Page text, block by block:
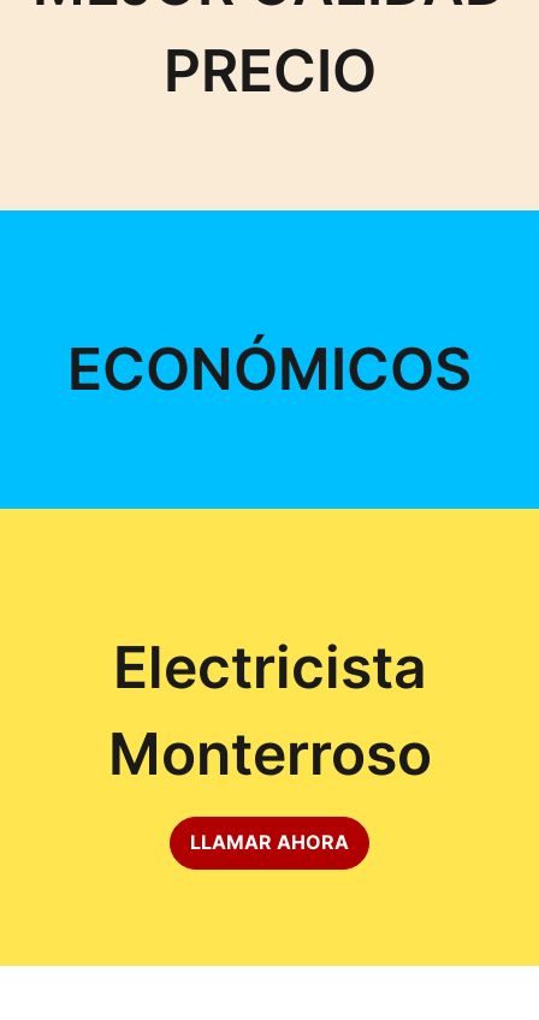
PRECIO
ECONÓMICOS
Electricista
Monterroso
LLAMAR AHORA